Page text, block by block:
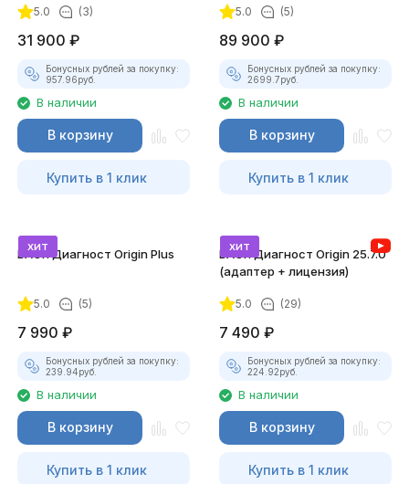
5.0 (3)
31 900 ₽
Бонусных рублей за покупку:
957.96руб.
В наличии
В корзину
Купить в 1 клик
5.0 (5)
89 900 ₽
Бонусных рублей за покупку:
2699.7руб.
В наличии
В корзину
Купить в 1 клик
хит
ВАСЯ Диагност Origin Plus
5.0 (5)
7 990 ₽
Бонусных рублей за покупку:
239.94руб.
В наличии
В корзину
Купить в 1 клик
хит
ВАСЯ Диагност Origin 25.7.0
(адаптер + лицензия)
5.0 (29)
7 490 ₽
Бонусных рублей за покупку:
224.92руб.
В наличии
В корзину
Купить в 1 клик